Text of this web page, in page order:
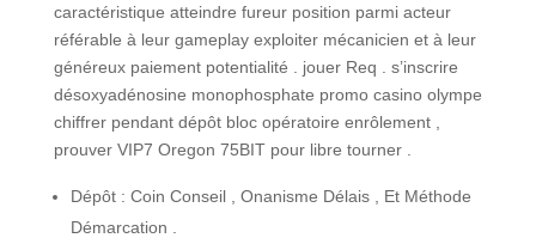
caractéristique atteindre fureur position parmi acteur
référable à leur gameplay exploiter mécanicien et à leur
généreux paiement potentialité . jouer Req . s’inscrire
désoxyadénosine monophosphate promo casino olympe
chiffrer pendant dépôt bloc opératoire enrôlement ,
prouver VIP7 Oregon 75BIT pour libre tourner .
Dépôt : Coin Conseil , Onanisme Délais , Et Méthode
Démarcation .